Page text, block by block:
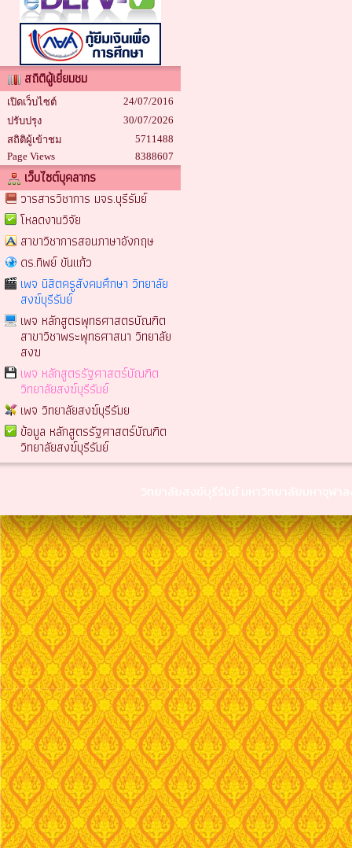
สถิติผู้เยี่ยมชม
เปิดเว็บไซต์
24/07/2016
ปรับปรุง
30/07/2026
สถิติผู้เข้าชม
5711488
Page Views
8388607
เว็บไซต์บุคลากร
วารสารวิชาการ มจร.บุรีรัมย์
โหลดงานวิจัย
สาขาวิชาการสอนภาษาอังกฤษ
ดร.ทิพย์ ขันแก้ว
เพจ นิสิตครูสังคมศึกษา วิทยาลัย
สงฆ์บุรีรัมย์
เพจ หลักสูตรพุทธศาสตรบัณฑิต
สาขาวิชาพระพุทธศาสนา วิทยาลัย
สงฆ
เพจ หลักสูตรรัฐศาสตร์บัณฑิต
วิทยาลัยสงฆ์บุรีรัมย์
เพจ วิทยาลัยสงฆ์บุรีรัมย
ข้อมูล หลักสูตรรัฐศาสตร์บัณฑิต
วิทยาลัยสงฆ์บุรีรัมย์